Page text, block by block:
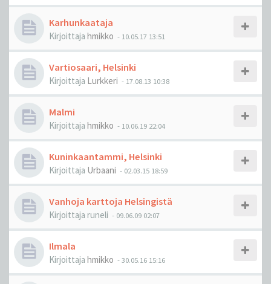
Karhunkaataja
Kirjoittaja hmikko - 10.05.17 13:51
Vartiosaari, Helsinki
Kirjoittaja Lurkkeri - 17.08.13 10:38
Malmi
Kirjoittaja hmikko - 10.06.19 22:04
Kuninkaantammi, Helsinki
Kirjoittaja Urbaani - 02.03.15 18:59
Vanhoja karttoja Helsingistä
Kirjoittaja runeli - 09.06.09 02:07
Ilmala
Kirjoittaja hmikko -30.05.16 15:16